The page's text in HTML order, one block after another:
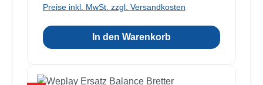
Preise inkl. MwSt. zzgl. Versandkosten
In den Warenkorb